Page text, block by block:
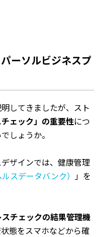
ーソルビジネスプ
してきましたが、スト
チェック」の重要性につ
しょうか。
ザインでは、健康管理
スデータバンク） 」を
スチェックの結果管理機
態をスマホなどから確